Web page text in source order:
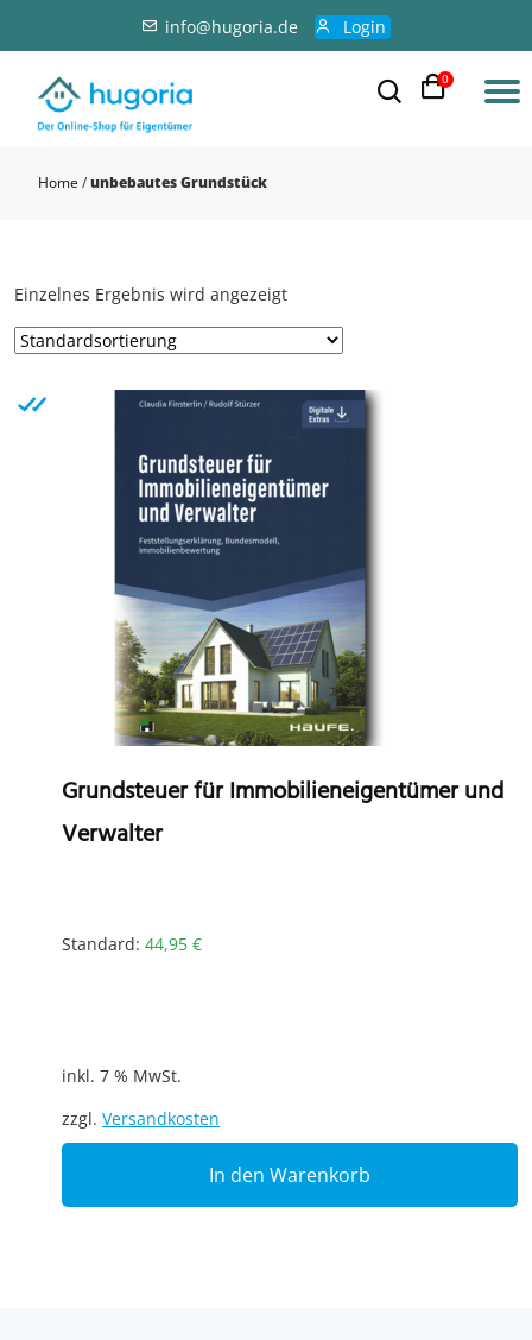
info@hugoria.de Login
0
Home /unbebautes Grundstück
Einzelnes Ergebnis wird angezeigt
Grundsteuer für Immobilieneigentümer und
Verwalter
Standard: 44,95 €
inkl. 7 % MwSt.
zzgl. Versandkosten
In den Warenkorb